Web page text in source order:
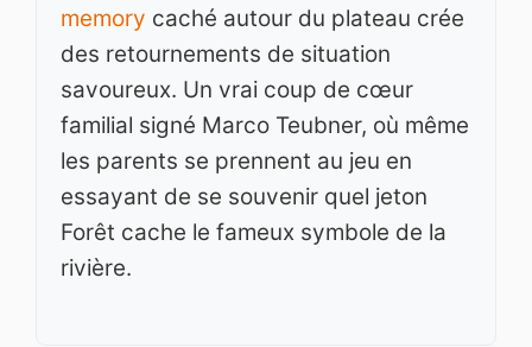
memory caché autour du plateau crée
des retournements de situation
savoureux. Un vrai coup de cœur
familial signé Marco Teubner, où même
les parents se prennent au jeu en
essayant de se souvenir quel jeton
Forêt cache le fameux symbole de la
rivière.